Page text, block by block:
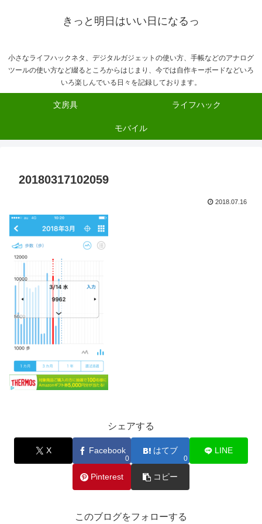
きっと明日はいい日になるっ
小さなライフハックネタ、デジタルガジェットの使い方、手帳などのアナログ
ツールの使い方など綴るところからはじまり、今では自作キーボードなどいろ
いろ楽しんでいる日々を記録しております。
文房具 ライフハック
モバイル
20180317102059
2018.07.16
シェアする
X Facebook
0
はてブ
0
LINE
Pinterest コピー
このブログをフォローする